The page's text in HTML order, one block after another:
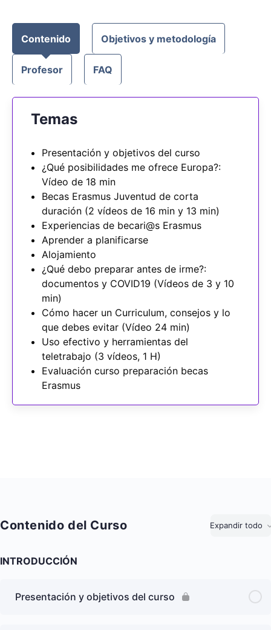
Contenido Objetivos y metodología
Profesor FAQ
Temas
Presentación y objetivos del curso
¿Qué posibilidades me ofrece Europa?:
Vídeo de 18 min
Becas Erasmus Juventud de corta
duración (2 vídeos de 16 min y 13 min)
Experiencias de becari@s Erasmus
Aprender a planificarse
Alojamiento
¿Qué debo preparar antes de irme?:
documentos y COVID19 (Vídeos de 3 y 10
min)
Cómo hacer un Curriculum, consejos y lo
que debes evitar (Vídeo 24 min)
Uso efectivo y herramientas del
teletrabajo (3 vídeos, 1 H)
Evaluación curso preparación becas
Erasmus
Contenido del Curso Expandir todo
INTRODUCCIÓN
Presentación y objetivos del curso